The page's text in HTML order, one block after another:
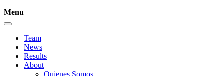
Menu
Team
News
Results
About
Quienes Somos